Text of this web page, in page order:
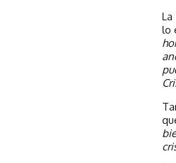
lo